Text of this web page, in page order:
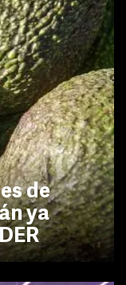
de
ya